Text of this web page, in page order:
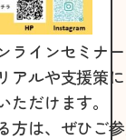
ラインセミナ
アルや支援策
だけます。
方は、ぜひご